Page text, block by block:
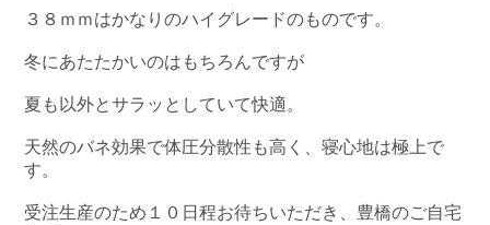
３８ｍｍはかなりのハイグレードのものです。
冬にあたたかいのはもちろんですが
夏も以外とサラッとしていて快適。
天然のバネ効果で体圧分散性も高く、寝心地は極上で
す。
受注生産のため１０日程お待ちいただき、豊橋のご自宅